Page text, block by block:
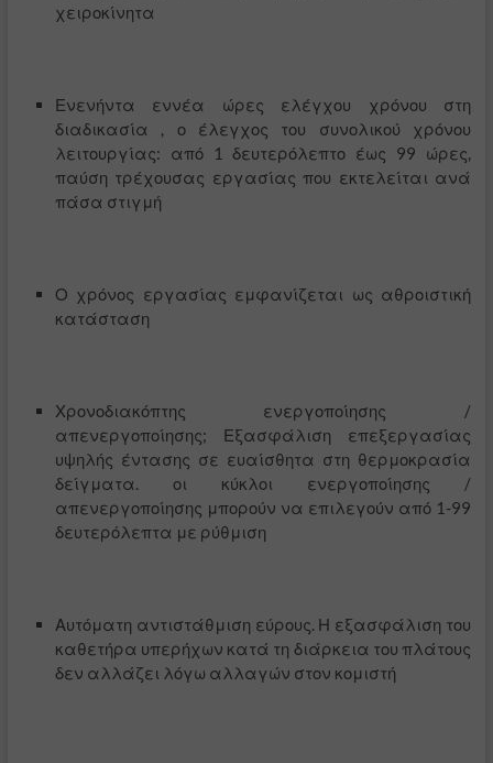
χειροκίνητα
Ενενήντα εννέα ώρες ελέγχου χρόνου στη
διαδικασία ,
ο έλεγχος του συνολικού χρόνου
λειτουργίας: από 1 δευτερόλεπτο έως 99 ώρες,
παύση τρέχουσας εργασίας που εκτελείται ανά
πάσα στιγμή
Ο χρόνος εργασίας εμφανίζεται ως αθροιστική
κατάσταση
Χρονοδιακόπτης ενεργοποίησης /
απενεργοποίησης;
Εξασφάλιση επεξεργασίας
υψηλής έντασης σε ευαίσθητα στη θερμοκρασία
δείγματα.
οι κύκλοι ενεργοποίησης /
απενεργοποίησης μπορούν να επιλεγούν από 1-99
δευτερόλεπτα με ρύθμιση
Αυτόματη αντιστάθμιση εύρους. Η εξασφάλιση του
καθετήρα υπερήχων κατά τη διάρκεια του πλάτους
δεν αλλάζει λόγω αλλαγών στον κομιστή